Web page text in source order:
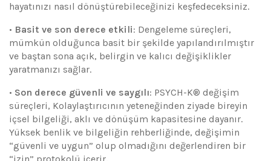
hayatınızı nasıl dönüştürebileceğinizi keşfedeceksiniz.
• Basit ve son derece etkili: Dengeleme süreçleri,
mümkün olduğunca basit bir şekilde yapılandırılmıştır
ve baştan sona açık, belirgin ve kalıcı değişiklikler
yaratmanızı sağlar.
• Son derece güvenli ve saygılı: PSYCH-K® değişim
süreçleri, Kolaylaştırıcının yeteneğinden ziyade bireyin
içsel bilgeliği, aklı ve dönüşüm kapasitesine dayanır.
Yüksek benlik ve bilgeliğin rehberliğinde, değişimin
“güvenli ve uygun” olup olmadığını değerlendiren bir
“izin” protokolü içerir.